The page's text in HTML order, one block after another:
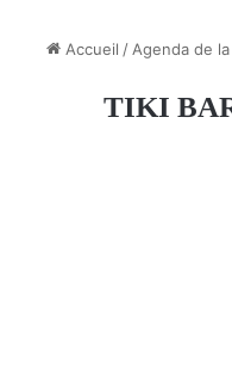
Accueil / Agenda de
TIKI